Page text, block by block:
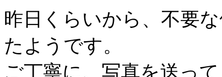
昨日くらいから、不要
たようです。
ご丁寧に、写真を送っ